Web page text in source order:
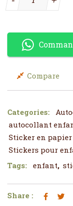
Compare
Categories:
autocollant
Sticker en
Stickers pour
Tags:
enfant,
Share :